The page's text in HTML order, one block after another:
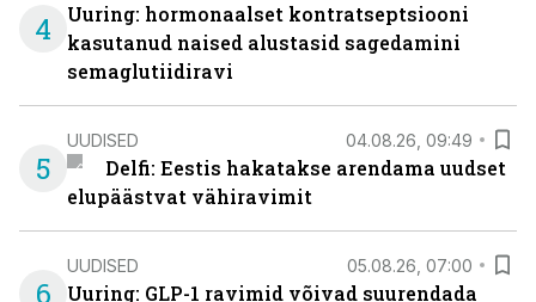
4
Uuring: hormonaalset kontratseptsiooni
kasutanud naised alustasid sagedamini
semaglutiidiravi
5
UUDISED 04.08.26, 09:49
Delfi: Eestis hakatakse arendama uudset
elupäästvat vähiravimit
6
UUDISED 05.08.26, 07:00
Uuring: GLP-1 ravimid võivad suurendada